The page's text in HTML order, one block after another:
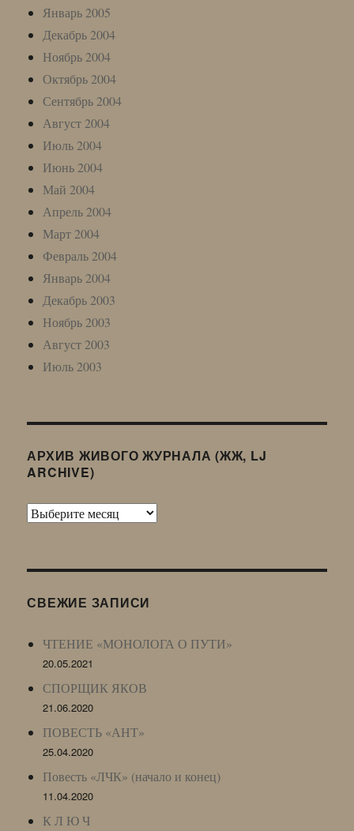
Январь 2005
Декабрь 2004
Ноябрь 2004
Октябрь 2004
Сентябрь 2004
Август 2004
Июль 2004
Июнь 2004
Май 2004
Апрель 2004
Март 2004
Февраль 2004
Январь 2004
Декабрь 2003
Ноябрь 2003
Август 2003
Июль 2003
АРХИВ ЖИВОГО ЖУРНАЛА (ЖЖ, LJ
ARCHIVE)
Архив
LJ
СВЕЖИЕ ЗАПИСИ
ЧТЕНИЕ «МОНОЛОГА О ПУТИ»
20.05.2021
СПОРЩИК ЯКОВ
21.06.2020
ПОВЕСТЬ «АНТ»
25.04.2020
Повесть «ЛЧК» (начало и конец)
11.04.2020
К Л Ю Ч